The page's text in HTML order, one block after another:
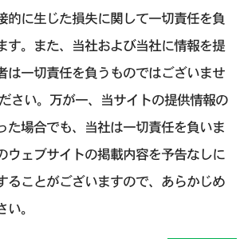
的に生じた損失に関して一切責任を負
す。また、当社および当社に情報を提
は一切責任を負うものではございませ
さい。万が一、当サイトの提供情報の
た場合でも、当社は一切責任を負いま
ウェブサイトの掲載内容を予告なしに
ることがございますので、あらかじめ
。